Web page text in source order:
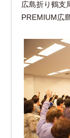
広島折り鶴支
PREMIUM広